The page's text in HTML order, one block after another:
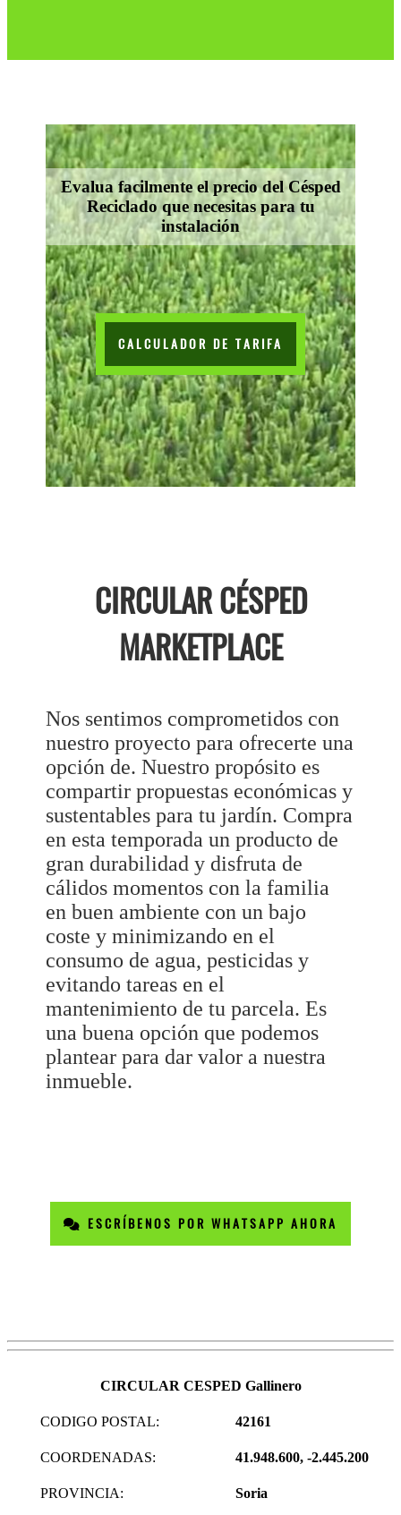
Evalua facilmente el precio del Césped
Reciclado que necesitas para tu
instalación
CALCULADOR DE TARIFA
CIRCULAR CÉSPED
MARKETPLACE
Nos sentimos comprometidos con
nuestro proyecto para ofrecerte una
opción de. Nuestro propósito es
compartir propuestas económicas y
sustentables para tu jardín. Compra
en esta temporada un producto de
gran durabilidad y disfruta de
cálidos momentos con la familia
en buen ambiente con un bajo
coste y minimizando en el
consumo de agua, pesticidas y
evitando tareas en el
mantenimiento de tu parcela. Es
una buena opción que podemos
plantear para dar valor a nuestra
inmueble.
ESCRÍBENOS POR WHATSAPP AHORA
CIRCULAR CESPED Gallinero
CODIGO POSTAL: 42161
COORDENADAS: 41.948.600, -2.445.200
PROVINCIA: Soria